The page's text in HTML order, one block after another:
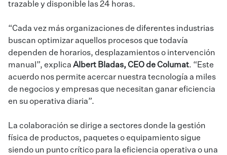
trazable y disponible las 24 horas.
“Cada vez más organizaciones de diferentes industrias
buscan optimizar aquellos procesos que todavía
dependen de horarios, desplazamientos o intervención
manual”, explica Albert Bladas, CEO de Columat. “Este
acuerdo nos permite acercar nuestra tecnología a miles
de negocios y empresas que necesitan ganar eficiencia
en su operativa diaria”.
La colaboración se dirige a sectores donde la gestión
física de productos, paquetes o equipamiento sigue
siendo un punto crítico para la eficiencia operativa o una